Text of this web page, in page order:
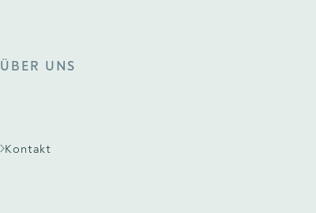
ÜBER UNS
Kontakt